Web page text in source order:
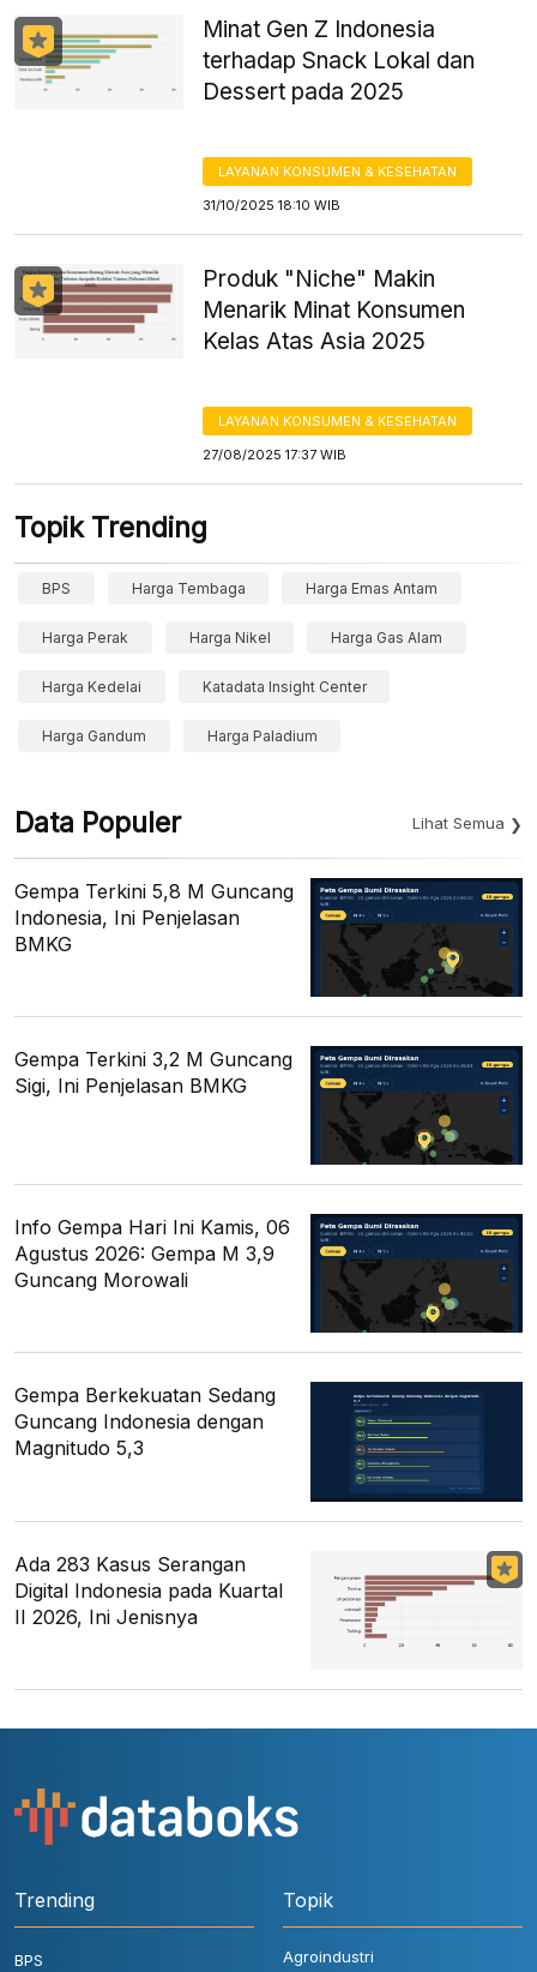
Minat Gen Z Indonesia
terhadap Snack Lokal dan
Dessert pada 2025
LAYANAN KONSUMEN & KESEHATAN
31/10/2025 18:10 WIB
Produk "Niche" Makin
Menarik Minat Konsumen
Kelas Atas Asia 2025
LAYANAN KONSUMEN & KESEHATAN
27/08/2025 17:37 WIB
Topik Trending
BPS Harga Tembaga Harga Emas Antam
Harga Perak Harga Nikel Harga Gas Alam
Harga Kedelai Katadata Insight Center
Harga Gandum Harga Paladium
Data Populer Lihat Semua
Gempa Terkini 5,8 M Guncang
Indonesia, Ini Penjelasan
BMKG
Gempa Terkini 3,2 M Guncang
Sigi, Ini Penjelasan BMKG
Info Gempa Hari Ini Kamis, 06
Agustus 2026: Gempa M 3,9
Guncang Morowali
Gempa Berkekuatan Sedang
Guncang Indonesia dengan
Magnitudo 5,3
Ada 283 Kasus Serangan
Digital Indonesia pada Kuartal
II 2026, Ini Jenisnya
Trending
BPS
Topik
Agroindustri